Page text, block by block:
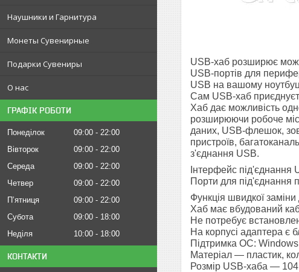
Наушники и Гарнитура
Монеты Сувенирные
Подарки Сувениры
О нас
ГРАФІК РОБОТИ
Понеділок 09:00
22:00
Вівторок
09:00
22:00
Середа
09:00
22:00
Четвер
09:00
22:00
Пʼятниця
09:00
22:00
Субота
09:00
18:00
Неділя
10:00 18:00
КОНТАКТИ
USB-хаб розширює
USB-портів для
USB на вашому
Сам USB-хаб
Хаб дає можливість
розширюючи робоче
даних, USB-флешок,
пристроїв,
з'єднання USB.
Інтерфейс під'єднання
Порти для під'єднання
Функція швидкої
Хаб має вбудований
Не потребує
На корпусі адаптера є
Підтримка ОС:
Матеріал — пластик,
Розмір USB-хаба —